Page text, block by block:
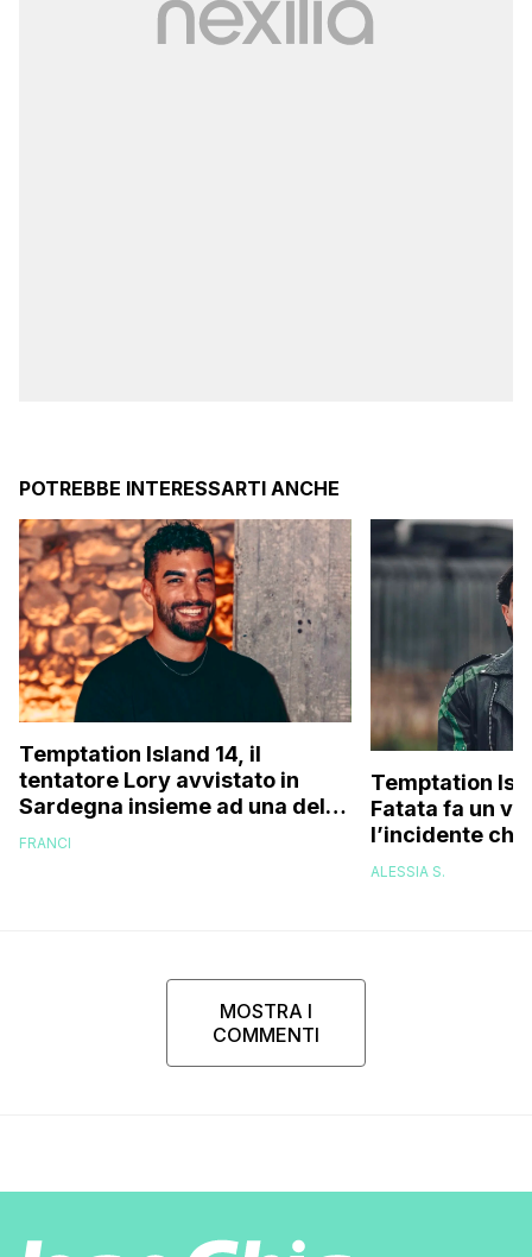
POTREBBE INTERESSARTI ANCHE
Temptation Island 14, il
tentatore Lory avvistato in
Sardegna insieme ad una delle
fidanzate (e no, non è Sabrina)
FRANCI
Temptation
Fatata fa un
l’incidente
delle cicatrici
ALESSIA S.
MOSTRA I
COMMENTI